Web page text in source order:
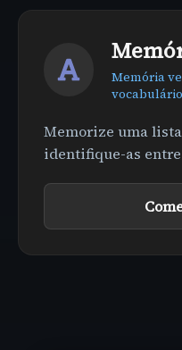
Memória
vocabulário
Memorize uma
identifique-as